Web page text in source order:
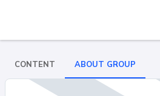
CONTENT ABOUT GROUP